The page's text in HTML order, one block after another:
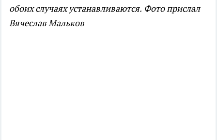
обоих случаях устанавливаются. Фото прислал
Вячеслав Мальков